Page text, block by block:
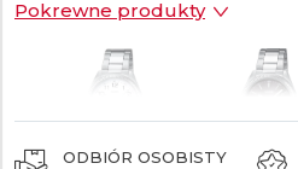
Pokrewne produkty
ODBIÓR OSOBISTY